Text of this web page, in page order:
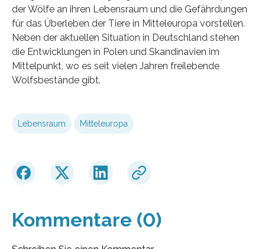
der Wölfe an ihren Lebensraum und die Gefährdungen
für das Überleben der Tiere in Mitteleuropa vorstellen.
Neben der aktuellen Situation in Deutschland stehen
die Entwicklungen in Polen und Skandinavien im
Mittelpunkt, wo es seit vielen Jahren freilebende
Wolfsbestände gibt.
Lebensraum Mitteleuropa
Kommentare (0)